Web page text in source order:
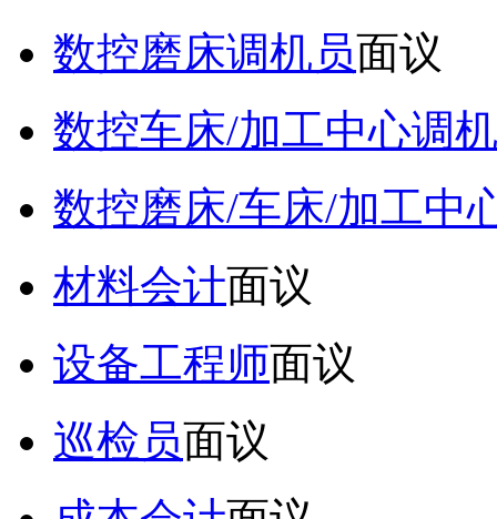
数控磨床调机员面议
数控车床/加工中心调
数控磨床/车床/加工中
材料会计面议
设备工程师面议
巡检员面议